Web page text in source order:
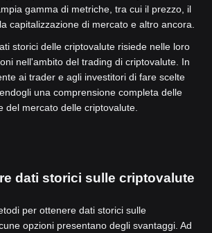
gamma di metriche, tra cui il prezzo, il
capitalizzazione di mercato e altro ancora.
storici delle criptovalute risiede nelle loro
nell'ambito del trading di criptovalute. In
ai trader e agli investitori di fare scelte
una comprensione completa delle
del mercato delle criptovalute.
dati storici sulle criptovalute
per ottenere dati storici sulle
opzioni presentano degli svantaggi. Ad